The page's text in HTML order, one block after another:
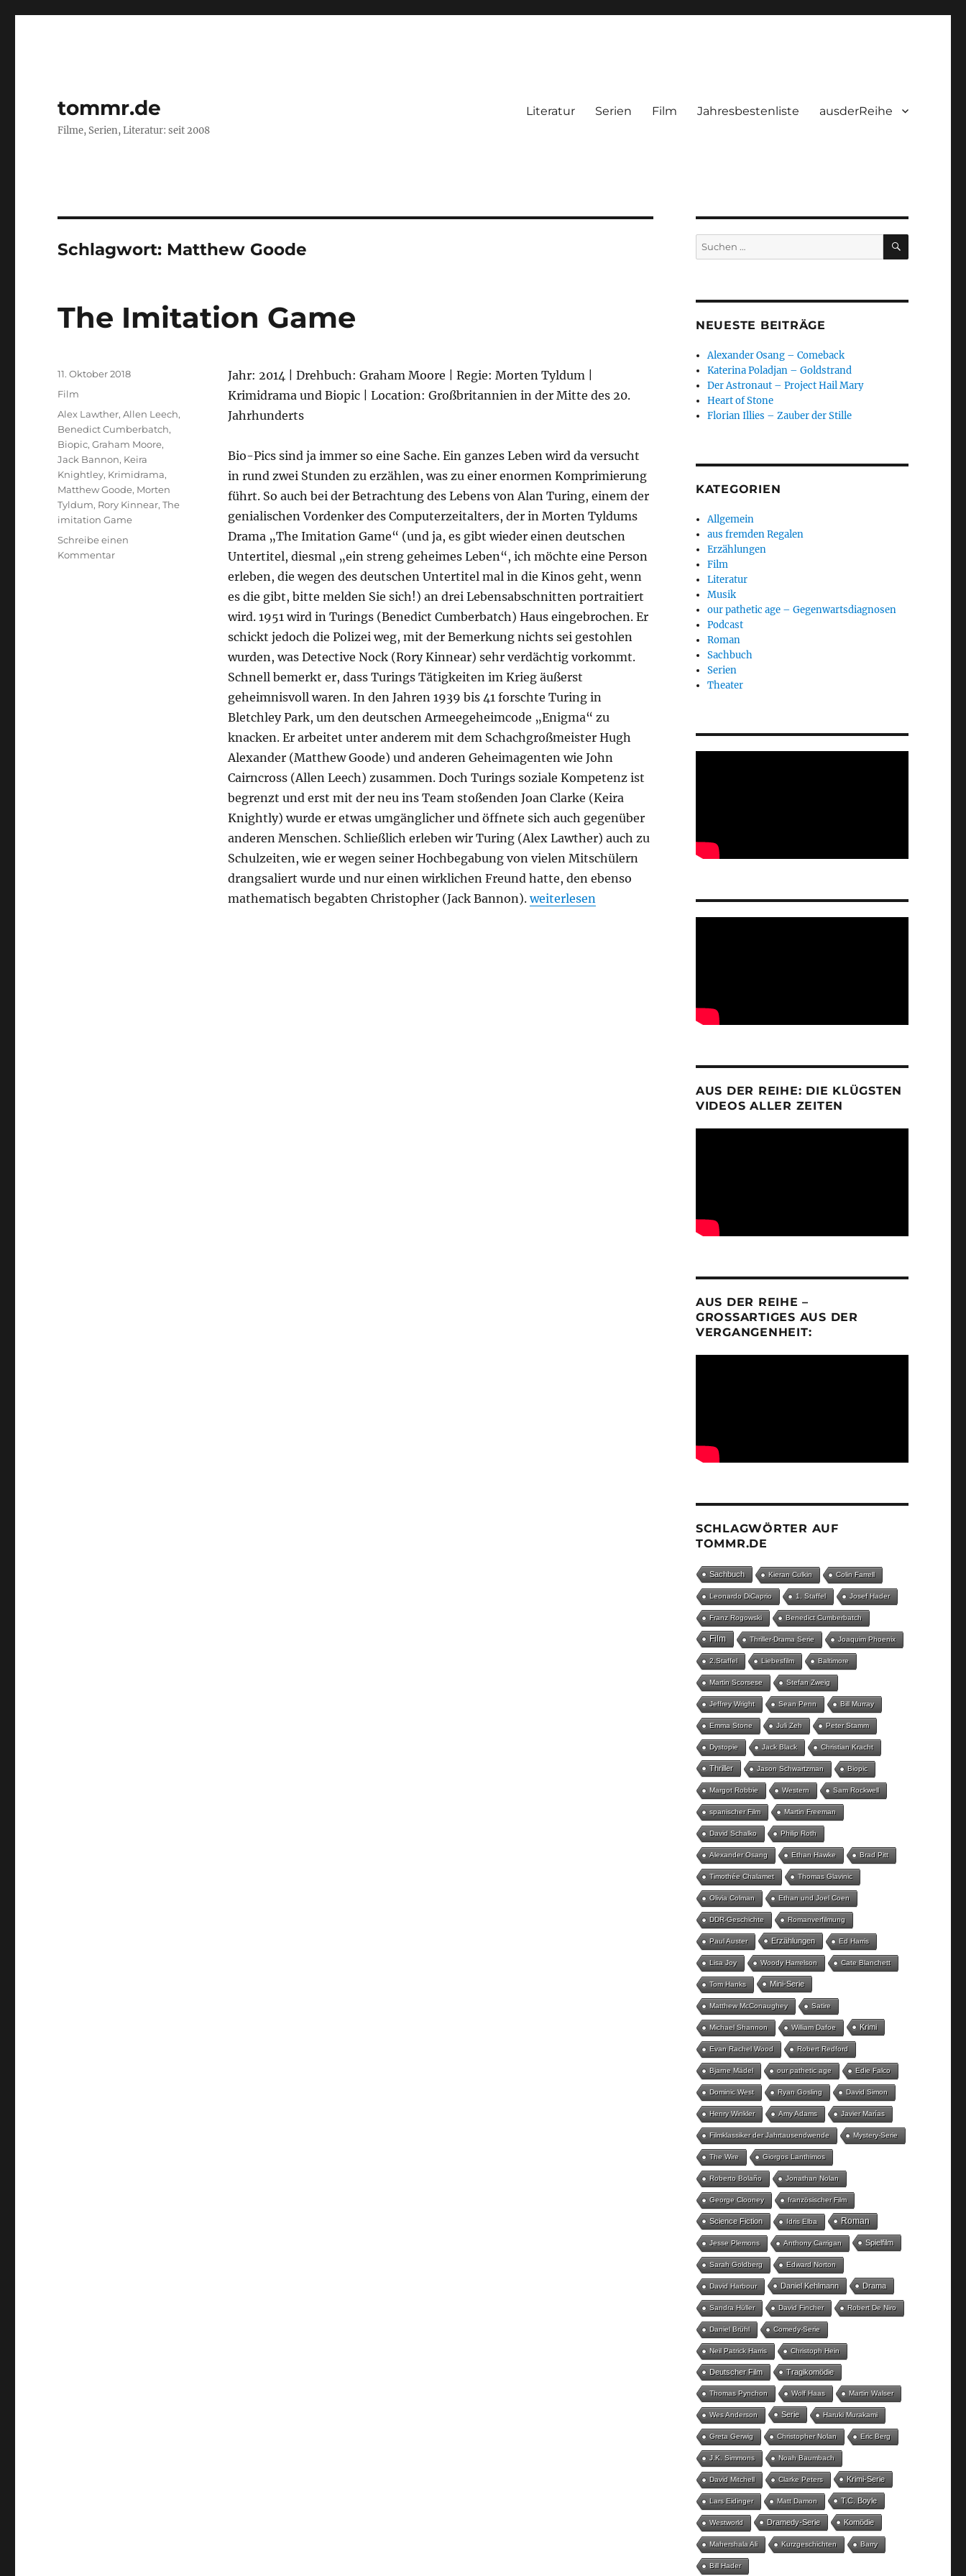
tommr.de
Filme, Serien, Literatur: seit 2008
Literatur Serien Film Jahresbestenliste ausderReihe
Schlagwort: Matthew Goode
The Imitation Game
Jahr: 2014 | Drehbuch: Graham Moore | Regie: Morten Tyldum |
Krimidrama und Biopic | Location: Großbritannien in der Mitte des 20.
Jahrhunderts
Bio-Pics sind ja immer so eine Sache. Ein ganzes Leben wird da versucht
in rund zwei Stunden zu erzählen, was zu einer enormen Komprimierung
führt. So auch bei der Betrachtung des Lebens von Alan Turing, einem der
genialischen Vordenker des Computerzeitalters, der in Morten Tyldums
Drama „The Imitation Game“ (und ja, es gibt wieder einen deutschen
Untertitel, diesmal „ein streng geheimes Leben“, ich möchte eine Person
erleben, die wegen des deutschen Untertitel mal in die Kinos geht, wenn
es die gibt, bitte melden Sie sich!) an drei Lebensabschnitten portraitiert
wird. 1951 wird in Turings (Benedict Cumberbatch) Haus eingebrochen. Er
schickt jedoch die Polizei weg, mit der Bemerkung nichts sei gestohlen
wurden, was Detective Nock (Rory Kinnear) sehr verdächtig vorkommt.
Schnell bemerkt er, dass Turings Tätigkeiten im Krieg äußerst
geheimnisvoll waren. In den Jahren 1939 bis 41 forschte Turing in
Bletchley Park, um den deutschen Armeegeheimcode „Enigma“ zu
knacken. Er arbeitet unter anderem mit dem Schachgroßmeister Hugh
Alexander (Matthew Goode) und anderen Geheimagenten wie John
Cairncross (Allen Leech) zusammen. Doch Turings soziale Kompetenz ist
begrenzt und erst mit der neu ins Team stoßenden Joan Clarke (Keira
Knightly) wurde er etwas umgänglicher und öffnete sich auch gegenüber
anderen Menschen. Schließlich erleben wir Turing (Alex Lawther) auch zu
Schulzeiten, wie er wegen seiner Hochbegabung von vielen Mitschülern
drangsaliert wurde und nur einen wirklichen Freund hatte, den ebenso
mathematisch begabten Christopher (Jack Bannon).„The Imitation Game“
weiterlesen
Veröffentlicht
am
11. Oktober 2018
Kategorien
Film
Schlagwörter
Alex Lawther,Allen Leech,
Benedict Cumberbatch,
Biopic,Graham Moore,
Jack Bannon, Keira
Knightley, Krimidrama,
Matthew Goode, Morten
Tyldum, Rory Kinnear,The
imitation Game
Schreibe einen
Kommentarzu
Suchen
nach:
SUCHEN
NEUESTE BEITRÄGE
Alexander Osang – Comeback
Katerina Poladjan – Goldstrand
Der Astronaut – Project Hail Mary
Heart of Stone
Florian Illies – Zauber der Stille
KATEGORIEN
Allgemein
aus fremden Regalen
Erzählungen
Film
Literatur
Musik
our pathetic age – Gegenwartsdiagnosen
Podcast
Roman
Sachbuch
Serien
Theater
AUS DER REIHE: DIE KLÜGSTEN
VIDEOS ALLER ZEITEN
AUS DER REIHE –
GROSSARTIGES AUS DER V
ERGANGENHEIT:
SCHLAGWÖRTER AUF
TOMMR.DE
Sachbuch Kieran Culkin Colin Farrell
Leonardo DiCaprio 1. Staffel Josef Hader
Franz Rogowski Benedict Cumberbatch
Film Thriller-Drama Serie Joaquim Phoenix
2.Staffel Liebesfilm Baltimore
Martin Scorsese Stefan Zweig
Jeffrey Wright Sean Penn Bill Murray
Emma Stone Juli Zeh Peter Stamm
Dystopie Jack Black Christian Kracht
Thriller Jason Schwartzman Biopic
Margot Robbie Western Sam Rockwell
spanischer Film Martin Freeman
David Schalko Philip Roth
Alexander Osang Ethan Hawke Brad Pitt
Timothée Chalamet Thomas Glavinic
Olivia Colman Ethan und Joel Coen
DDR-Geschichte Romanverfilmung
Paul Auster Erzählungen Ed Harris
Lisa Joy Woody Harrelson Cate Blanchett
Tom Hanks Mini-Serie
Matthew McConaughey Satire
Michael Shannon William Dafoe Krimi
Evan Rachel Wood Robert Redford
Bjarne Mädel our pathetic age Edie Falco
Dominic West Ryan Gosling David Simon
Henry Winkler Amy Adams Javier Marías
Filmklassiker der Jahrtausendwende Mystery-Serie
The Wire Giorgos Lanthimos
Roberto Bolaño Jonathan Nolan
George Clooney französischer Film
Science Fiction Idris Elba Roman
Jesse Plemons Anthony Carrigan Spielfilm
Sarah Goldberg Edward Norton
David Harbour Daniel Kehlmann Drama
Sandra Hüller David Fincher Robert De Niro
Daniel Brühl Comedy-Serie
Neil Patrick Harris Christoph Hein
Deutscher Film Tragikomödie
Thomas Pynchon Wolf Haas Martin Walser
Wes Anderson Serie Haruki Murakami
Greta Gerwig Christopher Nolan Eric Berg
J.K. Simmons Noah Baumbach
David Mitchell Clarke Peters Krimi-Serie
Lars Eidinger Matt Damon T.C. Boyle
Westworld Dramedy-Serie Komödie
Mahershala Ali Kurzgeschichten Barry
Bill Hader